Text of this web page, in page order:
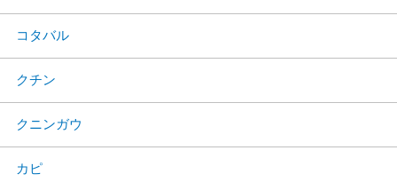
コタバル
クチン
クニンガウ
カピ